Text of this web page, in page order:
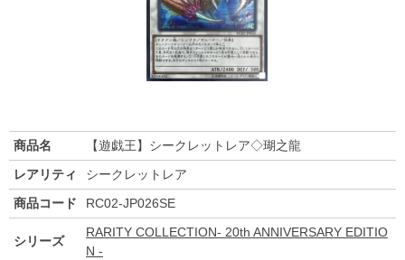
商品名
【遊戯王】シークレットレア◇瑚之龍
レアリティ
シークレットレア
商品コード
RC02-JP026SE
シリーズ
RARITY COLLECTION- 20th ANNIVERSARY EDITIO
N -